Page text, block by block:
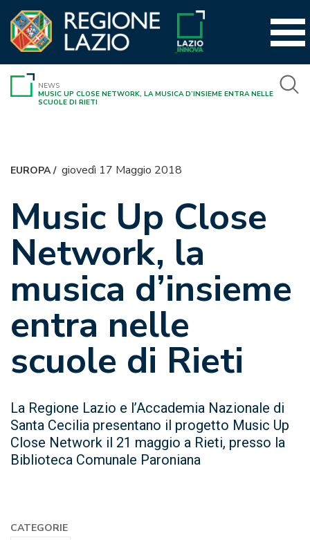
contenuto
NEWS
MUSIC UP CLOSE NETWORK, LA MUSICA D’INSIEME ENTRA NELLE
SCUOLE DI RIETI
EUROPA/ giovedì 17 Maggio 2018
Music Up Close
Network, la
musica d’insieme
entra nelle
scuole di Rieti
La Regione Lazio e l’Accademia Nazionale di
Santa Cecilia presentano il progetto Music Up
Close Network il 21 maggio a Rieti, presso la
Biblioteca Comunale Paroniana
CATEGORIE